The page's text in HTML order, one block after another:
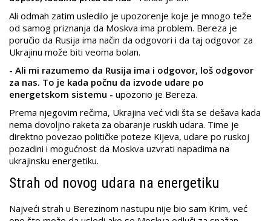
Ali odmah zatim usledilo je upozorenje koje je mnogo teže
od samog priznanja da Moskva ima problem. Bereza je
poručio da Rusija ima način da odgovori i da taj odgovor za
Ukrajinu može biti veoma bolan.
- Ali mi razumemo da Rusija ima i odgovor, loš odgovor
za nas. To je kada počnu da izvode udare po
energetskom sistemu - upozorio je Bereza.
Prema njegovim rečima, Ukrajina već vidi šta se dešava kada
nema dovoljno raketa za obaranje ruskih udara. Time je
direktno povezao političke poteze Kijeva, udare po ruskoj
pozadini i mogućnost da Moskva uzvrati napadima na
ukrajinsku energetiku.
Strah od novog udara na energetiku
Najveći strah u Berezinom nastupu nije bio sam Krim, već